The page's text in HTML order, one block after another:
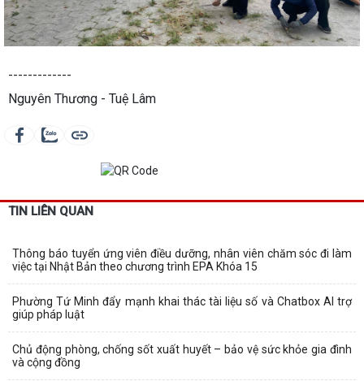
-------------
Nguyên Thương - Tuệ Lâm
TIN LIÊN QUAN
Thông báo tuyển ứng viên điều dưỡng, nhân viên chăm sóc đi làm
việc tại Nhật Bản theo chương trình EPA Khóa 15
Phường Tứ Minh đẩy mạnh khai thác tài liệu số và Chatbox AI trợ
giúp pháp luật
Chủ động phòng, chống sốt xuất huyết – bảo vệ sức khỏe gia đình
và cộng đồng